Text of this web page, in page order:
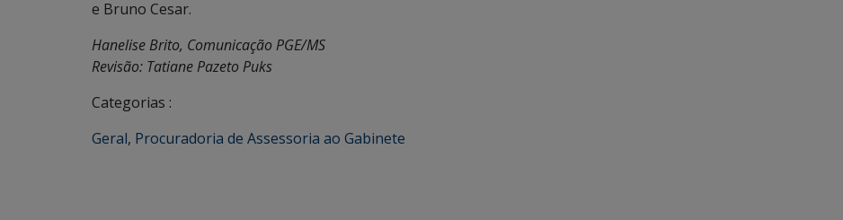
e Bruno Cesar.
Hanelise Brito, Comunicação PGE/MS
Revisão: Tatiane Pazeto Puks
Categorias :
Geral, Procuradoria de Assessoria ao Gabinete